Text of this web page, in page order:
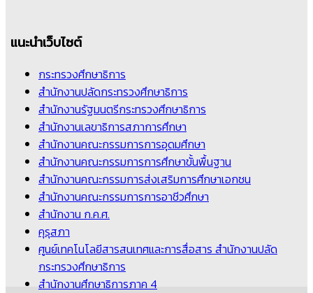
แนะนำเว็บไซต์
กระทรวงศึกษาธิการ
สำนักงานปลัดกระทรวงศึกษาธิการ
สำนักงานรัฐมนตรีกระทรวงศึกษาธิการ
สำนักงานเลขาธิการสภาการศึกษา
สำนักงานคณะกรรมการการอุดมศึกษา
สำนักงานคณะกรรมการการศึกษาขั้นพื้นฐาน
สำนักงานคณะกรรมการส่งเสริมการศึกษาเอกชน
สำนักงานคณะกรรมการการอาชีวศึกษา
สำนักงาน ก.ค.ศ.
คุรุสภา
ศูนย์เทคโนโลยีสารสนเทศและการสื่อสาร สำนักงานปลัด
กระทรวงศึกษาธิการ
สำนักงานศึกษาธิการภาค 4